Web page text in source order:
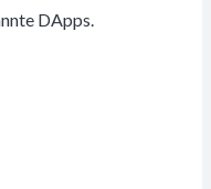
DApps.